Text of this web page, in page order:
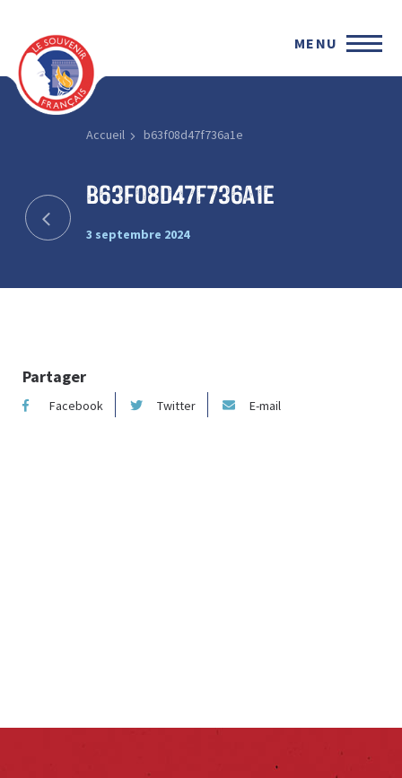
MENU
Accueil b63f08d47f736a1e
b63f08d47f736a1e
3 septembre 2024
Partager
Facebook Twitter E-mail